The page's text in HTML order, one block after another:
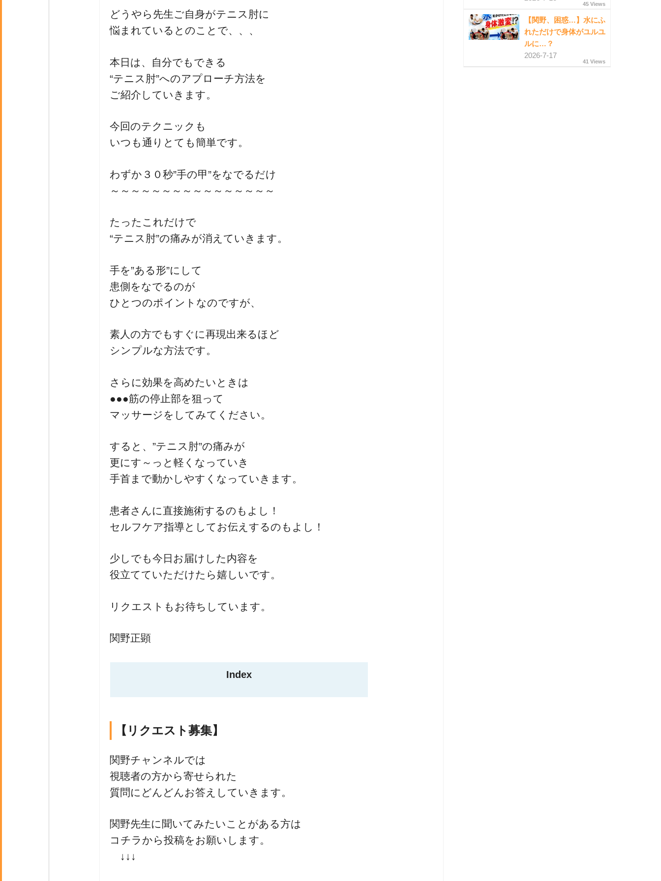
一流の整体師セミナー
首・肩テクニック
どうやら先生ご自身がテニス肘に
悩まれているとのことで、、、
本日は、自分でもできる
“テニス肘”へのアプローチ方法を
ご紹介していきます。
今回のテクニックも
いつも通りとても簡単です。
わずか３０秒”手の甲”をなでるだけ
～～～～～～～～～～～～～～～～
たったこれだけで
“テニス肘”の痛みが消えていきます。
手を”ある形”にして
患側をなでるのが
ひとつのポイントなのですが、
素人の方でもすぐに再現出来るほど
シンプルな方法です。
さらに効果を高めたいときは
●●●筋の停止部を狙って
マッサージをしてみてください。
すると、”テニス肘”の痛みが
更にす～っと軽くなっていき
手首まで動かしやすくなっていきます。
患者さんに直接施術するのもよし！
セルフケア指導としてお伝えするのもよし！
少しでも今日お届けした内容を
役立てていただけたら嬉しいです。
リクエストもお待ちしています。
関野正顕
Index
【リクエスト募集】
関野チャンネルでは
視聴者の方から寄せられた
質問にどんどんお答えしていきます。
関野先生に聞いてみたいことがある方は
コチラから投稿をお願いします。
↓↓↓
45 Views
【関野、困惑…】水にふ
れただけで身体がユルユ
ルに…？
2026-7-17
41 Views